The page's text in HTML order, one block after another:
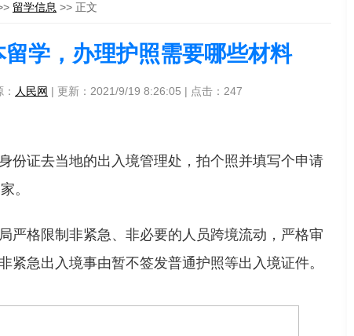
留学信息 >> 正文
学，办理护照需要哪些材料
人民网 | 更新：2021/9/19 8:26:05 | 点击： 247
份证去当地的出入境管理处，拍个照并填写个申请
。
严格限制非紧急、非必要的人员跨境流动，严格审
紧急出入境事由暂不签发普通护照等出入境证件。